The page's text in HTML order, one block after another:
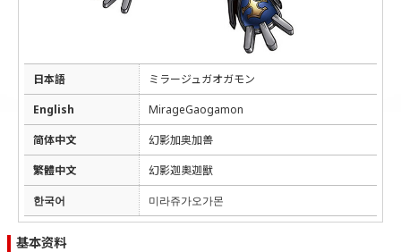
日本語
ミラージュガオガモン
English
MirageGaogamon
简体中文
幻影加奥加兽
繁體中文
幻影迦奧迦獸
한국어
미라쥬가오가몬
基本资料